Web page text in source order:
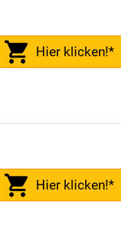
Hier klicken!*
Hier klicken!*